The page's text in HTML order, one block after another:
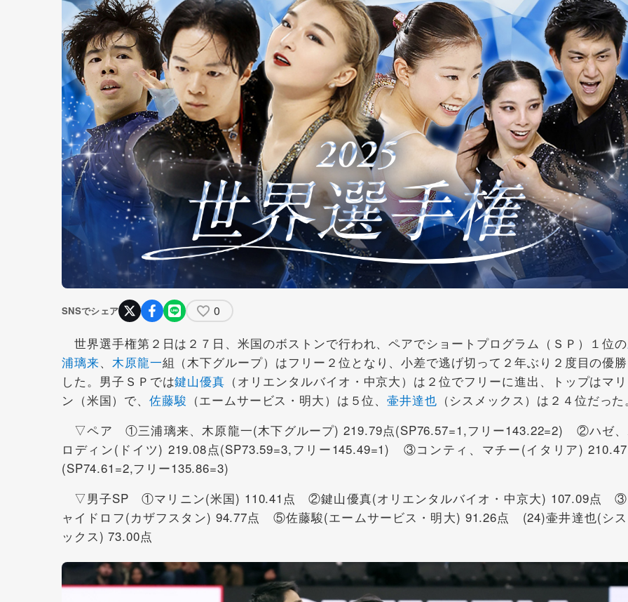
SNSでシェア 0
世界選手権第２日は２７日、米国のボストンで行われ、ペアでショートプログラム（ＳＰ）１位の
浦璃来、 木原龍一組（木下グループ）はフリー２位となり、小差で逃げ切って２年ぶり２度目の優
した。男子ＳＰでは鍵山優真 （オリエンタルバイオ・中京大）は２位でフリーに進出、トップはマ
ン（米国）で、 佐藤駿 （エームサービス・明大）は５位、壷井達也 （シスメックス）は２４位だっ
▽ペア ①三浦璃来、木原龍一(木下グループ) 219.79点(SP76.57=1,フリー143.22=2) ②ハゼ
ロディン(ドイツ) 219.08点(SP73.59=3,フリー145.49=1) ③コンティ、マチー(イタリア)
(SP74.61=2,フリー135.86=3)
▽男子SP ①マリニン(米国) 110.41点 ②鍵山優真(オリエンタルバイオ・中京大) 107.09点
ャイドロフ(カザフスタン) 94.77点 ⑤佐藤駿(エームサービス・明大) 91.26点 (24)壷井達也(シ
ックス) 73.00点